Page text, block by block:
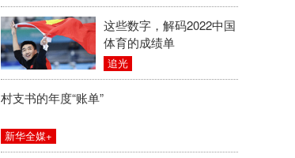
这些数字，解码2022中国
体育的成绩单
追光
村支书的年度“账单”
新华全媒+